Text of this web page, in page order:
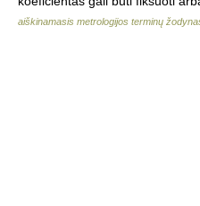
aiškinamasis metrologijos terminų